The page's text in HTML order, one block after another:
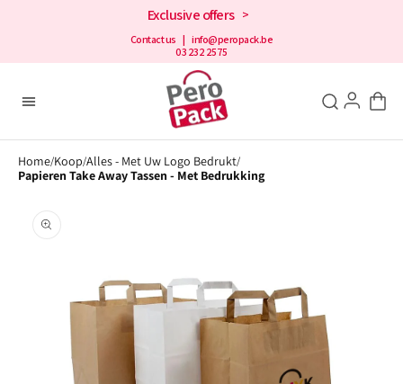
Exclusive offers >
Contact us | info@peropack.be
03 232 2575
Home/Koop/Alles - Met Uw Logo Bedrukt/
Papieren Take Away Tassen - Met Bedrukking